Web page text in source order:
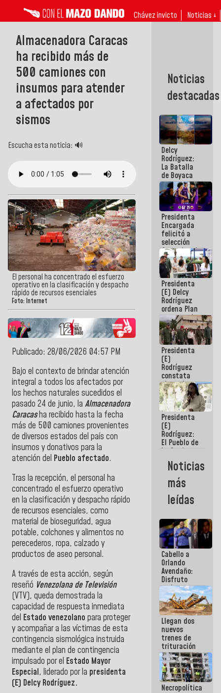
Chávez invicto Noticias ↓
Almacenadora Caracas
ha recibido más de
500 camiones con
insumos para atender
a afectados por
sismos
Escucha esta noticia: 🔊
El personal ha concentrado el esfuerzo
operativo en la clasificación y despacho
rápido de recursos esenciales
Foto: Internet
Publicado: 28/06/2026 04:57 PM
Bajo el contexto de brindar atención
integral a todos los afectados por
los hechos naturales sucedidos el
pasado 24 de junio, la Almacenadora
Caracasha recibido hasta la fecha
más de 500 camiones provenientes
de diversos estados del país con
insumos y donativos para la
atención del Pueblo afectado.
Tras la recepción, el personal ha
concentrado el esfuerzo operativo
en la clasificación y despacho rápido
de recursos esenciales, como
material de bioseguridad, agua
potable, colchones y alimentos no
perecederos, ropa, calzado y
productos de aseo personal.
A través de esta acción, según
reseñó Venezolana de Televisión
(VTV), queda demostrada la
capacidad de respuesta inmediata
del Estado venezolano para proteger
y acompañar a las víctimas de esta
contingencia sismológica instruida
mediante el plan de contingencia
impulsado por el Estado Mayor
Especial, liderado por la presidenta
(E) Delcy Rodríguez.
Noticias
destacadas
Delcy
Rodríguez:
La Batalla
de Boyaca
representa
un capítulo
decisivo en
la gesta
emancipadora
de nuestra
América
Presidenta
Encargada
felicitó a
selección
femenina de
baloncesto
por su
clasificación
a la
AmeriCup
2027
Presidenta
(E) Delcy
Rodríguez
ordena Plan
maestro de
desarrollo
logístico y
turístico
para La
Guaira
Presidenta
(E)
Rodríguez
constata
obras de
rehabilitación
de Escuela
Militar de
Mamo en La
Guaira
Presidenta
(E)
Rodríguez:
El Pueblo de
La Guaira
siempre
estará
acompañada
por el
Gobierno
Nacional
Noticias
más
leídas
Cabello a
Orlando
Avendaño:
Disfruto
cada vez
que escribes
porque lo
que haces
es
embarrarla
Llegan dos
nuevos
trenes de
trituración
para
optimizar
manejo de
escombros
en La Guaira
Necropolítica